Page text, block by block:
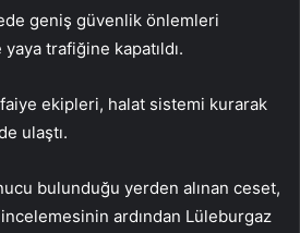
geniş güvenlik önlemleri
trafiğine kapatıldı.
ekipleri, halat sistemi kurarak
ulaştı.
bulunduğu yerden alınan ceset,
incelemesinin ardından Lüleburgaz